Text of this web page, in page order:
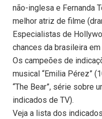
não-inglesa e Fernanda
melhor atriz de filme
Especialistas de
chances da brasileira
Os campeões de
musical “Emilia Pérez”
“The Bear”, série sobre
indicados de TV).
Veja a lista dos